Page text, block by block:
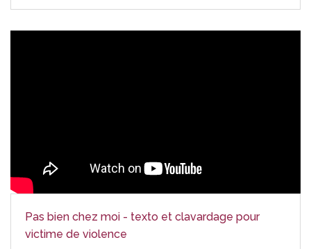
Pas bien chez moi - texto et clavardage pour
victime de violence